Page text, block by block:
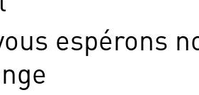
espérons